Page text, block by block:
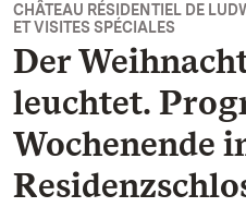
CHÂTEAU RÉSIDENTIEL DE
ET VISITES SPÉCIALES
Der
leuchtet.
Wochenende